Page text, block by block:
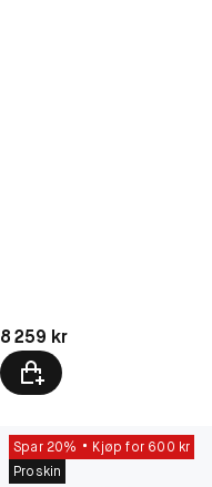
Pris: 8 259 kr
8 259 kr
Spar 20%
Kjøp for 600 kr
Proskin